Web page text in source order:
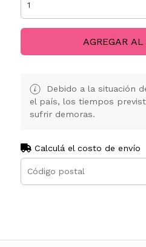
AGREGAR
Debido a la situación
el país, los tiempos
sufrir demoras.
Calculá el costo de envío